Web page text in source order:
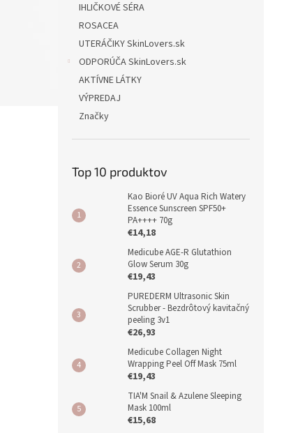
IHLIČKOVÉ SÉRA
ROSACEA
UTERÁČIKY SkinLovers.sk
ODPORÚČA SkinLovers.sk
AKTÍVNE LÁTKY
VÝPREDAJ
Značky
Top 10 produktov
Kao Bioré UV Aqua Rich Watery
Essence Sunscreen SPF50+
PA++++ 70g
€14,18
Medicube AGE-R Glutathion
Glow Serum 30g
€19,43
PUREDERM Ultrasonic Skin
Scrubber - Bezdrôtový kavitačný
peeling 3v1
€26,93
Medicube Collagen Night
Wrapping Peel Off Mask 75ml
€19,43
TIA'M Snail & Azulene Sleeping
Mask 100ml
€15,68